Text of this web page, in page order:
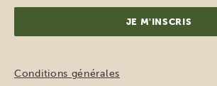
Conditions générales